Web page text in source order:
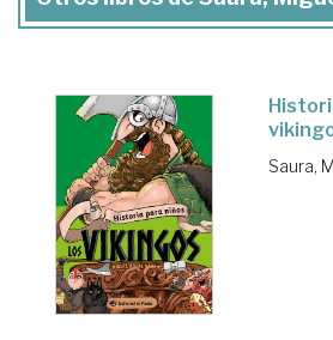
Saura,